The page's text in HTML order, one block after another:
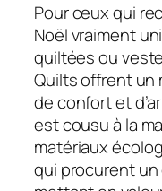
Pour ceux qui
Noël vraiment
quiltées ou
Quilts offrent un
de confort et
est cousu à la
matériaux
qui procurent